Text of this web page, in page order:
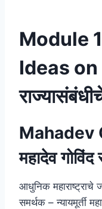
Module
Ideas
Mahadev
महादेव
आधुनिक महाराष्ट्राचे
समर्थक – न्यायमूर्ती